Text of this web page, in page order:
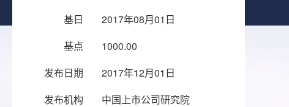
基日
2017年08月01日
基点
1000.00
发布日期
2017年12月01日
发布机构
中国上市公司研究院